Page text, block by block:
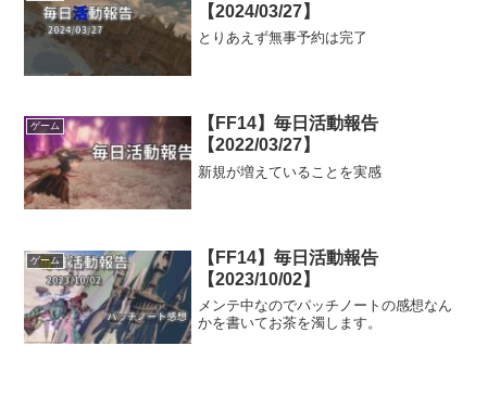
【2024/03/27】
とりあえず無事予約は完了
ゲーム
【FF14】毎日活動報告
【2022/03/27】
新規が増えていることを実感
ゲーム
【FF14】毎日活動報告
【2023/10/02】
メンテ中なのでパッチノートの感想なん
かを書いてお茶を濁します。